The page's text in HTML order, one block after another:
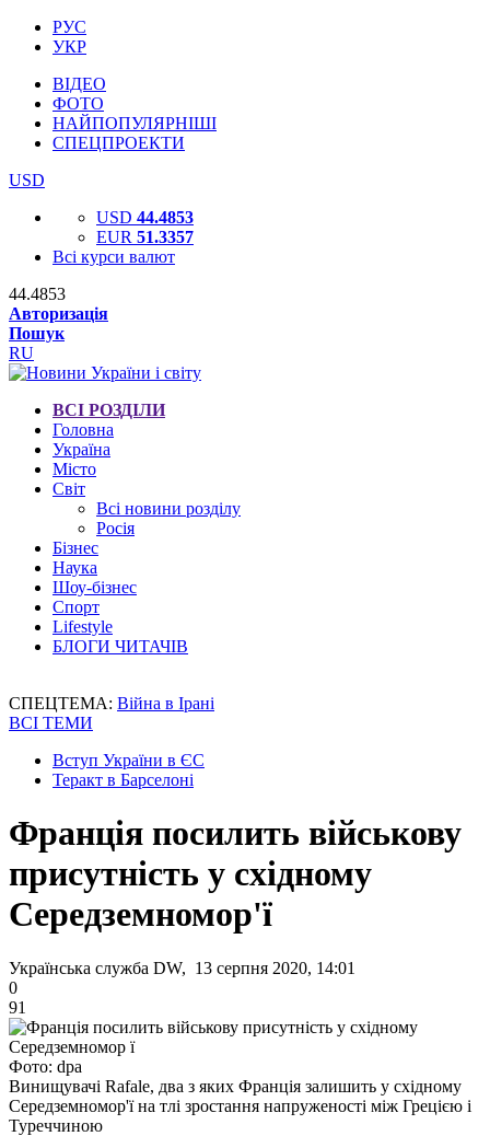
РУС
УКР
ВІДЕО
ФОТО
НАЙПОПУЛЯРНІШІ
СПЕЦПРОЕКТИ
USD
USD 44.4853
EUR 51.3357
Всі курси валют
44.4853
Авторизація
Пошук
RU
ВСІ РОЗДІЛИ
Головна
Україна
Місто
Світ
Всі новини розділу
Росія
Бізнес
Наука
Шоу-бізнес
Спорт
Lifestyle
БЛОГИ ЧИТАЧІВ
СПЕЦТЕМА: Війна в Ірані
ВСІ ТЕМИ
Вступ України в ЄС
Теракт в Барселоні
Франція посилить військову
присутність у cхідному
Середземномор'ї
Українська служба DW, 13 серпня 2020, 14:01
0
91
Фото: dpa
Винищувачі Rafale, два з яких Франція залишить у східному
Середземномор'ї на тлі зростання напруженості між Грецією і
Туреччиною